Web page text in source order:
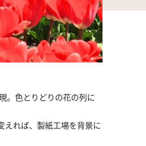
。色とりどりの花の列に
えれば、製紙工場を背景に